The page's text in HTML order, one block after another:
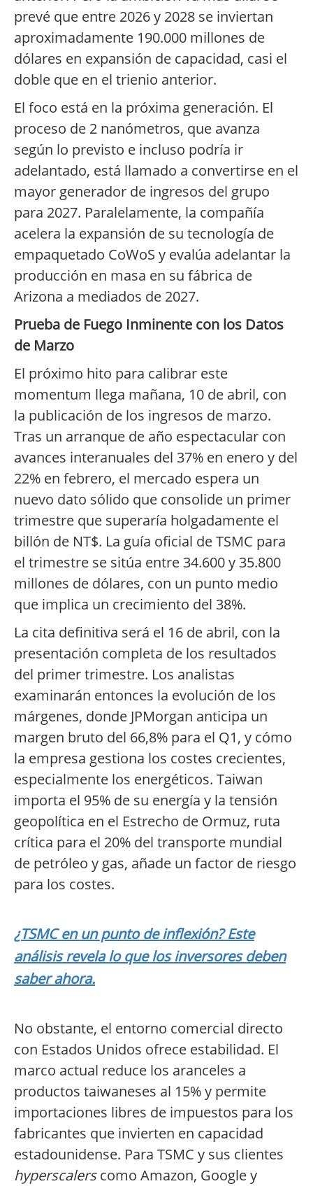
prevé que entre 2026 y 2028 se inviertan
aproximadamente 190.000 millones de
dólares en expansión de capacidad, casi el
doble que en el trienio anterior.
El foco está en la próxima generación. El
proceso de 2 nanómetros, que avanza
según lo previsto e incluso podría ir
adelantado, está llamado a convertirse en el
mayor generador de ingresos del grupo
para 2027. Paralelamente, la compañía
acelera la expansión de su tecnología de
empaquetado CoWoS y evalúa adelantar la
producción en masa en su fábrica de
Arizona a mediados de 2027.
Prueba de Fuego Inminente con los Datos
de Marzo
El próximo hito para calibrar este
momentum llega mañana, 10 de abril, con
la publicación de los ingresos de marzo.
Tras un arranque de año espectacular con
avances interanuales del 37% en enero y del
22% en febrero, el mercado espera un
nuevo dato sólido que consolide un primer
trimestre que superaría holgadamente el
billón de NT$. La guía oficial de TSMC para
el trimestre se sitúa entre 34.600 y 35.800
millones de dólares, con un punto medio
que implica un crecimiento del 38%.
La cita definitiva será el 16 de abril, con la
presentación completa de los resultados
del primer trimestre. Los analistas
examinarán entonces la evolución de los
márgenes, donde JPMorgan anticipa un
margen bruto del 66,8% para el Q1, y cómo
la empresa gestiona los costes crecientes,
especialmente los energéticos. Taiwan
importa el 95% de su energía y la tensión
geopolítica en el Estrecho de Ormuz, ruta
crítica para el 20% del transporte mundial
de petróleo y gas, añade un factor de riesgo
para los costes.
¿TSMC en un punto de inflexión? Este
análisis revela lo que los inversores deben
saber ahora.
No obstante, el entorno comercial directo
con Estados Unidos ofrece estabilidad. El
marco actual reduce los aranceles a
productos taiwaneses al 15% y permite
importaciones libres de impuestos para los
fabricantes que invierten en capacidad
estadounidense. Para TSMC y sus clientes
hyperscalerscomo Amazon, Google y